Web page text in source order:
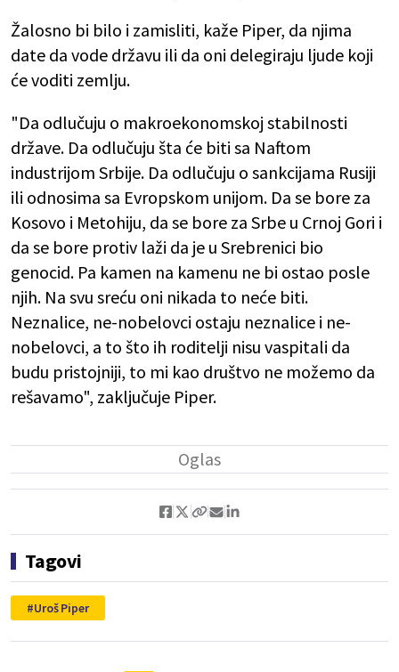
Žalosno bi bilo i zamisliti, kaže Piper, da njima
date da vode državu ili da oni delegiraju ljude koji
će voditi zemlju.
"Da odlučuju o makroekonomskoj stabilnosti
države. Da odlučuju šta će biti sa Naftom
industrijom Srbije. Da odlučuju o sankcijama Rusiji
ili odnosima sa Evropskom unijom. Da se bore za
Kosovo i Metohiju, da se bore za Srbe u Crnoj Gori i
da se bore protiv laži da je u Srebrenici bio
genocid. Pa kamen na kamenu ne bi ostao posle
njih. Na svu sreću oni nikada to neće biti.
Neznalice, ne-nobelovci ostaju neznalice i ne-
nobelovci, a to što ih roditelji nisu vaspitali da
budu pristojniji, to mi kao društvo ne možemo da
rešavamo", zaključuje Piper.
Tagovi
Uroš Piper